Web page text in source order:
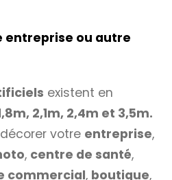
entreprise ou autre
existent en
2,1m, 2,4m et 3,5m.
votre entreprise,
, centre de santé,
commercial, boutique,